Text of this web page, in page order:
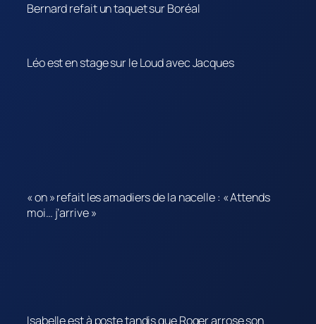
Bernard refait un taquet sur Boréal
Léo est en stage sur le Loud avec Jacques
« on » refait les amadiers de la nacelle : « Attends
moi… j’arrive »
Isabelle est à poste tandis que Roger arrose son